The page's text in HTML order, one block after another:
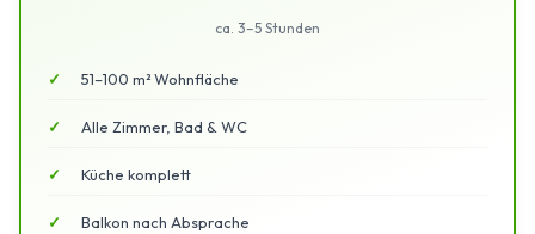
ca. 3–5 Stunden
51–100 m² Wohnfläche
Alle Zimmer, Bad & WC
Küche komplett
Balkon nach Absprache